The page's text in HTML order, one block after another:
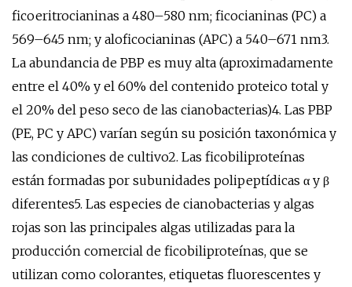
ficoeritrocianinas a 480–580 nm; ficocianinas (PC) a
569–645 nm; y aloficocianinas (APC) a 540–671 nm3.
La abundancia de PBP es muy alta (aproximadamente
entre el 40% y el 60% del contenido proteico total y
el 20% del peso seco de las cianobacterias)4. Las PBP
(PE, PC y APC) varían según su posición taxonómica y
las condiciones de cultivo2. Las ficobiliproteínas
están formadas por subunidades polipeptídicas α y β
diferentes5. Las especies de cianobacterias y algas
rojas son las principales algas utilizadas para la
producción comercial de ficobiliproteínas, que se
utilizan como colorantes, etiquetas fluorescentes y